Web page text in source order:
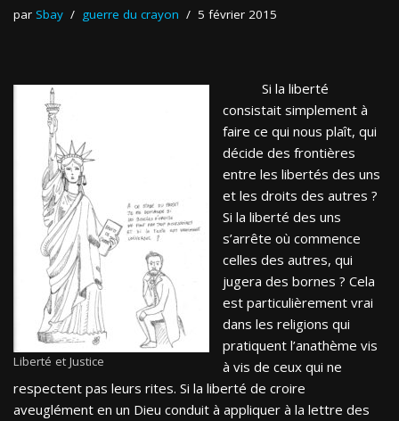
par Sbay guerre du crayon 5 février 2015
Liberté et Justice
Si la liberté
consistait simplement à
faire ce qui nous plaît, qui
décide des frontières
entre les libertés des uns
et les droits des autres ?
Si la liberté des uns
s’arrête où commence
celles des autres, qui
jugera des bornes ? Cela
est particulièrement vrai
dans les religions qui
pratiquent l’anathème vis
à vis de ceux qui ne
respectent pas leurs rites. Si la liberté de croire
aveuglément en un Dieu conduit à appliquer à la lettre des